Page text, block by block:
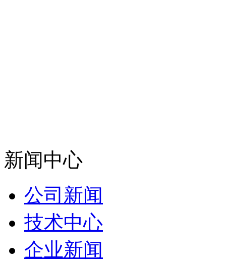
新闻中心
公司新闻
技术中心
企业新闻